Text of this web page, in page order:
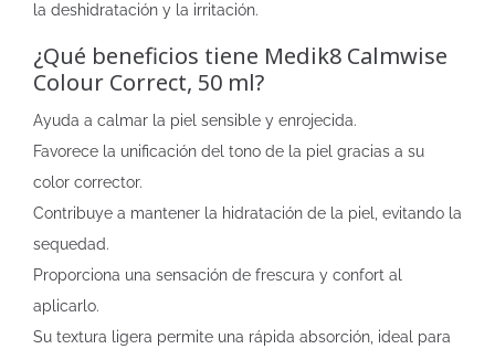
la deshidratación y la irritación.
¿Qué beneficios tiene Medik8 Calmwise
Colour Correct, 50 ml?
Ayuda a calmar la piel sensible y enrojecida.
Favorece la unificación del tono de la piel gracias a su
color corrector.
Contribuye a mantener la hidratación de la piel, evitando la
sequedad.
Proporciona una sensación de frescura y confort al
aplicarlo.
Su textura ligera permite una rápida absorción, ideal para